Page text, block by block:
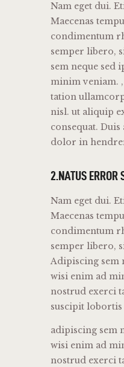
Nam eget dui.
Maecenas
condimentum
semper libero,
sem neque sed
minim veniam.
tation
nisl. ut aliquip
consequat.
dolor in
2.NATUS ERROR
Nam eget dui.
Maecenas
condimentum
semper libero,
Adipiscing sem
wisi enim ad
nostrud exerci
suscipit lobortis
adipiscing sem
wisi enim ad
nostrud exerci